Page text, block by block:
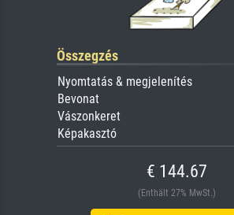
Összegzés
Nyomtatás & megjelenítés
Bevonat
Vászonkeret
Képakasztó
€ 144.67
(Enthält 27% MwSt.)